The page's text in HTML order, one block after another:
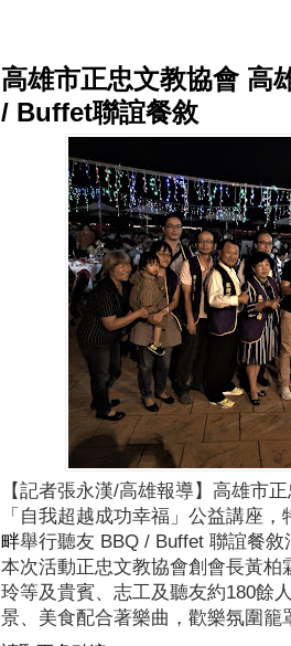
高雄市正忠文教協會 高
/ Buffet聯誼餐敘
【記者張永漢/高雄報導】高雄市
「自我超越成功幸福」公益講座，
畔舉行聽友 BBQ / Buffet 聯誼餐敘
本次活動正忠文教協會創會長黃
玲等及貴賓、志工及聽友約180餘
景、美食配合著樂曲，歡樂氛圍